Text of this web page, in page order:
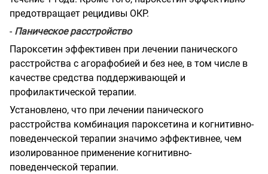
предотвращает рецидивы ОКР.
- Паническое расстройство
Пароксетин эффективен при лечении панического
расстройства с агорафобией и без нее, в том числе в
качестве средства поддерживающей и
профилактической терапии.
Установлено, что при лечении панического
расстройства комбинация пароксетина и когнитивно-
поведенческой терапии значимо эффективнее, чем
изолированное применение когнитивно-
поведенческой терапии.